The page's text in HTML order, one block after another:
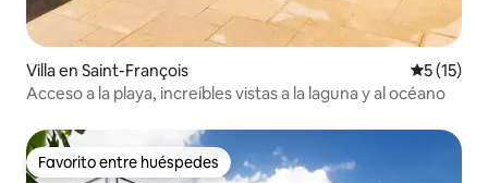
Villa en Saint-François
5 (15)
Acceso a la playa, increíbles vistas a la laguna y al océano
Favorito entre huéspedes
Favorito entre huéspedes